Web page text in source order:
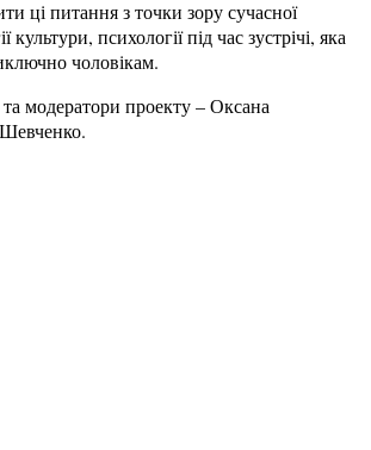
ці питання з точки зору сучасної
культури, психології під час зустрічі, яка
чоловікам.
модератори проекту – Оксана